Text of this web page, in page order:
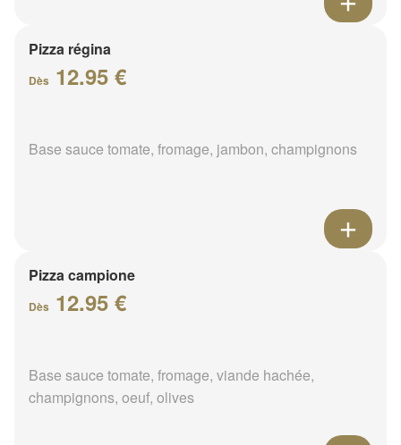
Pizza régina
Dès 12.95 €
Base sauce tomate, fromage, jambon, champignons
Pizza campione
Dès 12.95 €
Base sauce tomate, fromage, viande hachée,
champignons, oeuf, olives